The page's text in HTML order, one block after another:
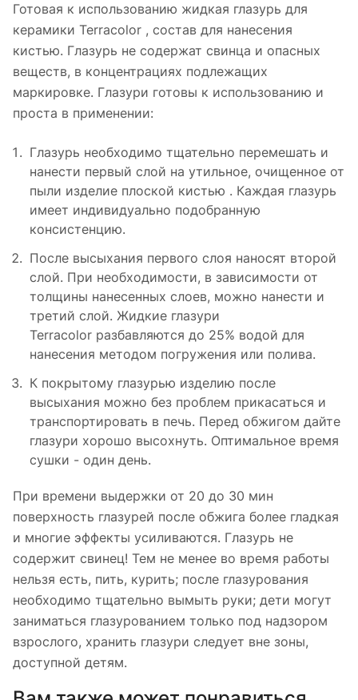
Готовая к использованию жидкая глазурь для
керамики Terracolor , состав для нанесения
кистью. Глазурь не содержат свинца и опасных
веществ, в концентрациях подлежащих
маркировке. Глазури готовы к использованию и
проста в применении:
Глазурь необходимо тщательно перемешать и
нанести первый слой на утильное, очищенное от
пыли изделие плоской кистью . Каждая глазурь
имеет индивидуально подобранную
консистенцию.
После высыхания первого слоя наносят второй
слой. При необходимости, в зависимости от
толщины нанесенных слоев, можно нанести и
третий слой. Жидкие глазури
Terracolor разбавляются до 25% водой для
нанесения методом погружения или полива.
К покрытому глазурью изделию после
высыхания можно без проблем прикасаться и
транспортировать в печь. Перед обжигом дайте
глазури хорошо высохнуть. Оптимальное время
сушки - один день.
При времени выдержки от 20 до 30 мин
поверхность глазурей после обжига более гладкая
и многие эффекты усиливаются. Глазурь не
содержит свинец! Тем не менее во время работы
нельзя есть, пить, курить; после глазурования
необходимо тщательно вымыть руки; дети могут
заниматься глазурованием только под надзором
взрослого, хранить глазури следует вне зоны,
доступной детям.